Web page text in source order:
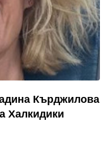
Кърджилова
Халкидики